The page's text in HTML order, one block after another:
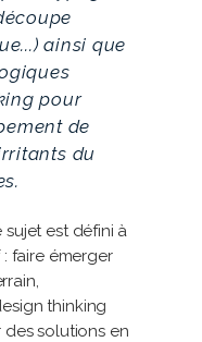
ainsi que
pour
de
du
est défini à
faire émerger
thinking
solutions en